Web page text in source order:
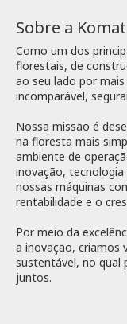
Sobre a
Como um dos
florestais, de
ao seu lado por
incomparável,
Nossa missão é
na floresta mais
ambiente de
inovação,
nossas máquinas
rentabilidade e o
Por meio da
a inovação, criamos
sustentável, no qual
juntos.